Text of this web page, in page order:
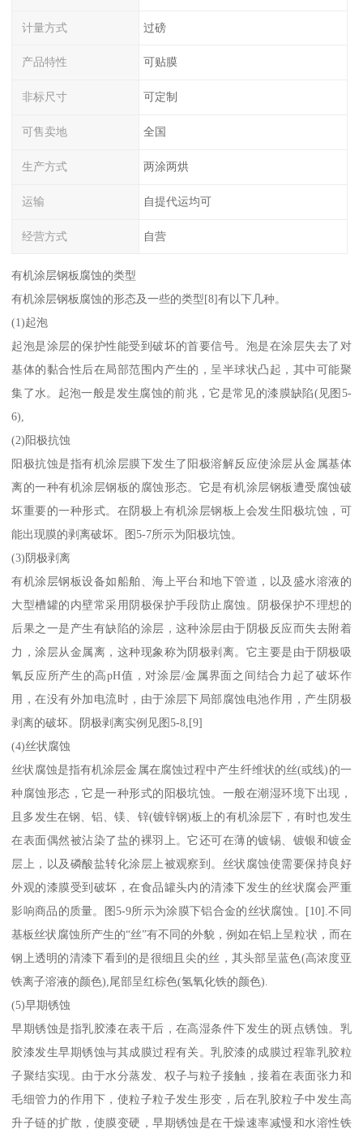
计量方式 过磅
产品特性 可贴膜
非标尺寸 可定制
可售卖地 全国
生产方式 两涂两烘
运输 自提代运均可
经营方式 自营
有机涂层钢板腐蚀的类型
有机涂层钢板腐蚀的形态及一些的类型[8]有以下几种。
(1)起泡
起泡是涂层的保护性能受到破坏的首要信号。泡是在涂层失去了对
基体的黏合性后在局部范围内产生的，呈半球状凸起，其中可能聚
集了水。起泡一般是发生腐蚀的前兆，它是常见的漆膜缺陷(见图5-
6),
(2)阳极抗蚀
阳极抗蚀是指有机涂层膜下发生了阳极溶解反应使涂层从金属基体
离的一种有机涂层钢板的腐蚀形态。它是有机涂层钢板遭受腐蚀破
坏重要的一种形式。在阴极上有机涂层钢板上会发生阳极坑蚀，可
能出现膜的剥离破坏。图5-7所示为阳极坑蚀。
(3)阴极剥离
有机涂层钢板设备如船舶、海上平台和地下管道，以及盛水溶液的
大型槽罐的内壁常采用阴极保护手段防止腐蚀。阴极保护不理想的
后果之一是产生有缺陷的涂层，这种涂层由于阴极反应而失去附着
力，涂层从金属离，这种现象称为阴极剥离。它主要是由于阴极吸
氧反应所产生的高pH值，对涂层/金属界面之间结合力起了破坏作
用，在没有外加电流时，由于涂层下局部腐蚀电池作用，产生阴极
剥离的破坏。阴极剥离实例见图5-8,[9]
(4)丝状腐蚀
丝状腐蚀是指有机涂层金属在腐蚀过程中产生纤维状的丝(或线)的一
种腐蚀形态，它是一种形式的阳极坑蚀。一般在潮湿环境下出现，
且多发生在钢、铝、镁、锌(镀锌钢)板上的有机涂层下，有时也发生
在表面偶然被沾染了盐的裸羽上。它还可在薄的镀锡、镀银和镀金
层上，以及磷酸盐转化涂层上被观察到。丝状腐蚀使需要保持良好
外观的漆膜受到破坏，在食品罐头内的清漆下发生的丝状腐会严重
影响商品的质量。图5-9所示为涂膜下铝合金的丝状腐蚀。[10].不同
基板丝状腐蚀所产生的“丝”有不同的外貌，例如在铝上呈粒状，而在
钢上透明的清漆下看到的是很细且尖的丝，其头部呈蓝色(高浓度亚
铁离子溶液的颜色),尾部呈红棕色(氢氧化铁的颜色).
(5)早期锈蚀
早期锈蚀是指乳胶漆在表干后，在高湿条件下发生的斑点锈蚀。乳
胶漆发生早期锈蚀与其成膜过程有关。乳胶漆的成膜过程靠乳胶粒
子聚结实现。由于水分蒸发、权子与粒子接触，接着在表面张力和
毛细管力的作用下，使粒子粒子发生形变，后在乳胶粒子中发生高
升子链的扩散，使膜变硬，早期锈蚀是在干燥速率减慢和水溶性铁